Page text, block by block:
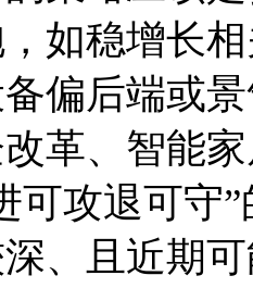
如稳增长
偏后端或
革、智能
可攻退可守
、且近期